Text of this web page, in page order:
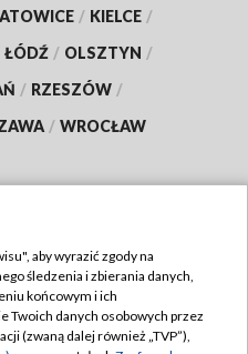
/ KIELCE /
ŁÓDŹ / OLSZTYN /
/ RZESZÓW /
/ WROCŁAW
TVP
aby wyrazić zgody na
śledzenia i zbierania danych,
końcowym i ich
Twoich danych osobowych przez
(zwaną dalej również „TVP”),